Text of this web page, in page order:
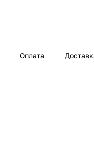
Оплата